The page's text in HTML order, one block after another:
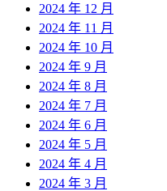
2024 年 12 月
2024 年 11 月
2024 年 10 月
2024 年 9 月
2024 年 8 月
2024 年 7 月
2024 年 6 月
2024 年 5 月
2024 年 4 月
2024 年 3 月